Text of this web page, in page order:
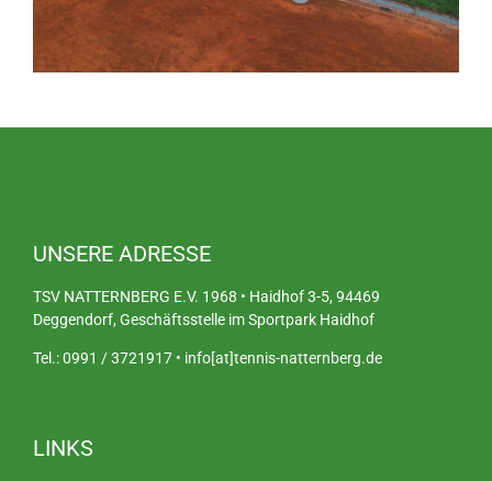
UNSERE ADRESSE
TSV NATTERNBERG E.V. 1968 • Haidhof 3-5, 94469
Deggendorf, Geschäftsstelle im Sportpark Haidhof
Tel.: 0991 / 3721917 • info[at]tennis-natternberg.de
LINKS